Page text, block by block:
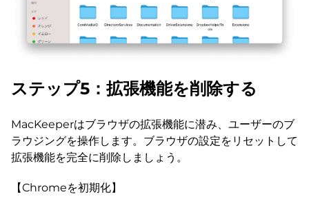
ステップ5：拡張機能を削除する
MacKeeperはブラウザの拡張機能に潜み、ユーザーのブ
ラウジングを操作します。ブラウザの設定をリセットして
拡張機能を完全に削除しましょう。
【Chromeを初期化】